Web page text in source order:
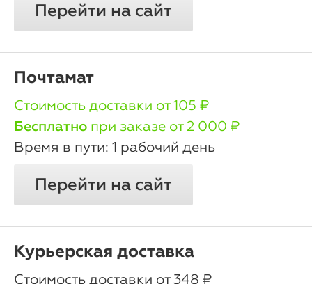
Перейти на сайт
Почтамат
oт 105 ₽
Бесплатно при заказе от 2 000 ₽
1 рабочий день
Перейти на сайт
Курьерская доставка
oт 348 ₽